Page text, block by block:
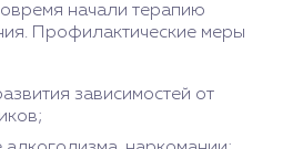
начали терапию
Профилактические меры
зависимостей от